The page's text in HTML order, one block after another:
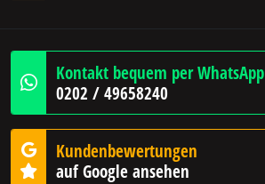
Kontakt bequem per WhatsApp
0202 / 49658240
Kundenbewertungen
auf Google ansehen